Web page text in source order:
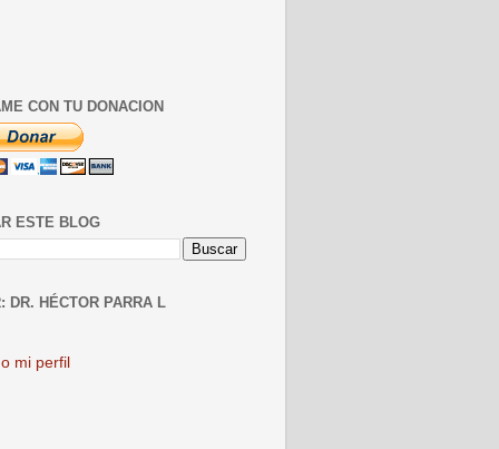
CON TU DONACION
ESTE BLOG
DR. HÉCTOR PARRA L
mi perfil